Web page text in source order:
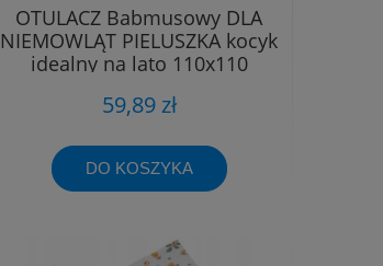
OTULACZ Babmusowy DLA
NIEMOWLĄT PIELUSZKA kocyk
idealny na lato 110x110
59,89 zł
DO KOSZYKA